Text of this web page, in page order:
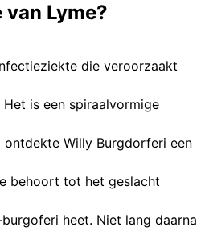
Lyme?
die veroorzaakt
is een spiraalvormige
ontdekte Willy Burgdorferi een
behoort tot het geslacht
heet. Niet lang daarna